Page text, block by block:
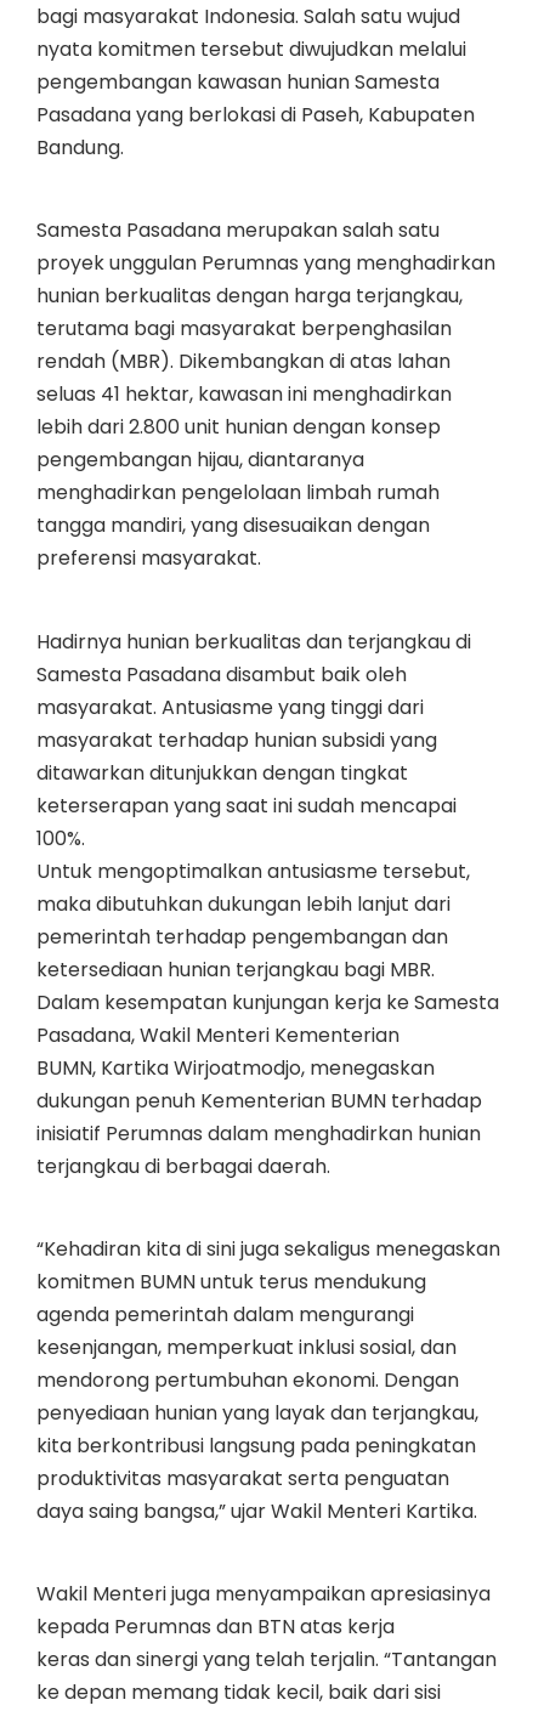
bagi masyarakat Indonesia. Salah satu wujud
nyata komitmen tersebut diwujudkan melalui
pengembangan kawasan hunian Samesta
Pasadana yang berlokasi di Paseh, Kabupaten
Bandung.
Samesta Pasadana merupakan salah satu
proyek unggulan Perumnas yang menghadirkan
hunian berkualitas dengan harga terjangkau,
terutama bagi masyarakat berpenghasilan
rendah (MBR). Dikembangkan di atas lahan
seluas 41 hektar, kawasan ini menghadirkan
lebih dari 2.800 unit hunian dengan konsep
pengembangan hijau, diantaranya
menghadirkan pengelolaan limbah rumah
tangga mandiri, yang disesuaikan dengan
preferensi masyarakat.
Hadirnya hunian berkualitas dan terjangkau di
Samesta Pasadana disambut baik oleh
masyarakat. Antusiasme yang tinggi dari
masyarakat terhadap hunian subsidi yang
ditawarkan ditunjukkan dengan tingkat
keterserapan yang saat ini sudah mencapai
100%.
Untuk mengoptimalkan antusiasme tersebut,
maka dibutuhkan dukungan lebih lanjut dari
pemerintah terhadap pengembangan dan
ketersediaan hunian terjangkau bagi MBR.
Dalam kesempatan kunjungan kerja ke Samesta
Pasadana, Wakil Menteri Kementerian
BUMN, Kartika Wirjoatmodjo, menegaskan
dukungan penuh Kementerian BUMN terhadap
inisiatif Perumnas dalam menghadirkan hunian
terjangkau di berbagai daerah.
“Kehadiran kita di sini juga sekaligus menegaskan
komitmen BUMN untuk terus mendukung
agenda pemerintah dalam mengurangi
kesenjangan, memperkuat inklusi sosial, dan
mendorong pertumbuhan ekonomi. Dengan
penyediaan hunian yang layak dan terjangkau,
kita berkontribusi langsung pada peningkatan
produktivitas masyarakat serta penguatan
daya saing bangsa,” ujar Wakil Menteri Kartika.
Wakil Menteri juga menyampaikan apresiasinya
kepada Perumnas dan BTN atas kerja
keras dan sinergi yang telah terjalin. “Tantangan
ke depan memang tidak kecil, baik dari sisi